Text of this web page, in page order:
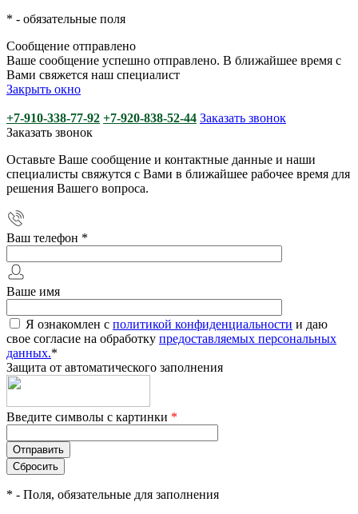
* - обязательные поля
Сообщение отправлено
Ваше сообщение успешно отправлено. В ближайшее время с
Вами свяжется наш специалист
Закрыть окно
+7-910-338-77-92 +7-920-838-52-44 Заказать звонок
Заказать звонок
Оставьте Ваше сообщение и контактные данные и наши
специалисты свяжутся с Вами в ближайшее рабочее время для
решения Вашего вопроса.
Ваш телефон *
Ваше имя
Я ознакомлен с политикой конфиденциальности и даю
свое согласие на обработку предоставляемых персональных
данных.*
Защита от автоматического заполнения
Введите символы с картинки *
* - Поля, обязательные для заполнения